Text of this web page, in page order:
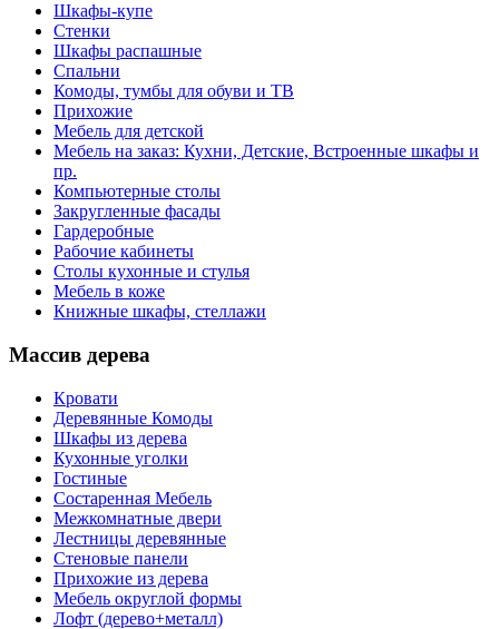
Шкафы-купе
Стенки
Шкафы распашные
Спальни
Комоды, тумбы для обуви и ТВ
Прихожие
Мебель для детской
Мебель на заказ: Кухни, Детские, Встроенные шкафы и
пр.
Компьютерные столы
Закругленные фасады
Гардеробные
Рабочие кабинеты
Столы кухонные и стулья
Мебель в коже
Книжные шкафы, стеллажи
Массив дерева
Кровати
Деревянные Комоды
Шкафы из дерева
Кухонные уголки
Гостиные
Состаренная Мебель
Межкомнатные двери
Лестницы деревянные
Стеновые панели
Прихожие из дерева
Мебель округлой формы
Лофт (дерево+металл)